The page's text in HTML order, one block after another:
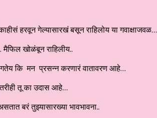
हरवून गेल्यासारखं बसून राहिलोय या गवाक्षाजवळ…
खोळंबून राहिलीय..
कि मन प्रसन्न करणारं वातावरण आहे…
तू का उदास आहे…
बरं तुझ्यासारख्या भावभावना..